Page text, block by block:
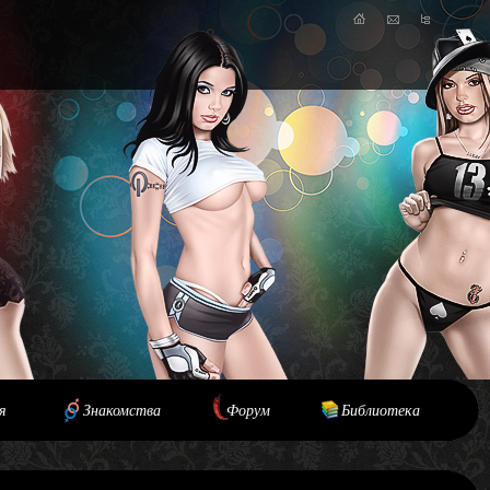
Знакомства Форум Библиотека